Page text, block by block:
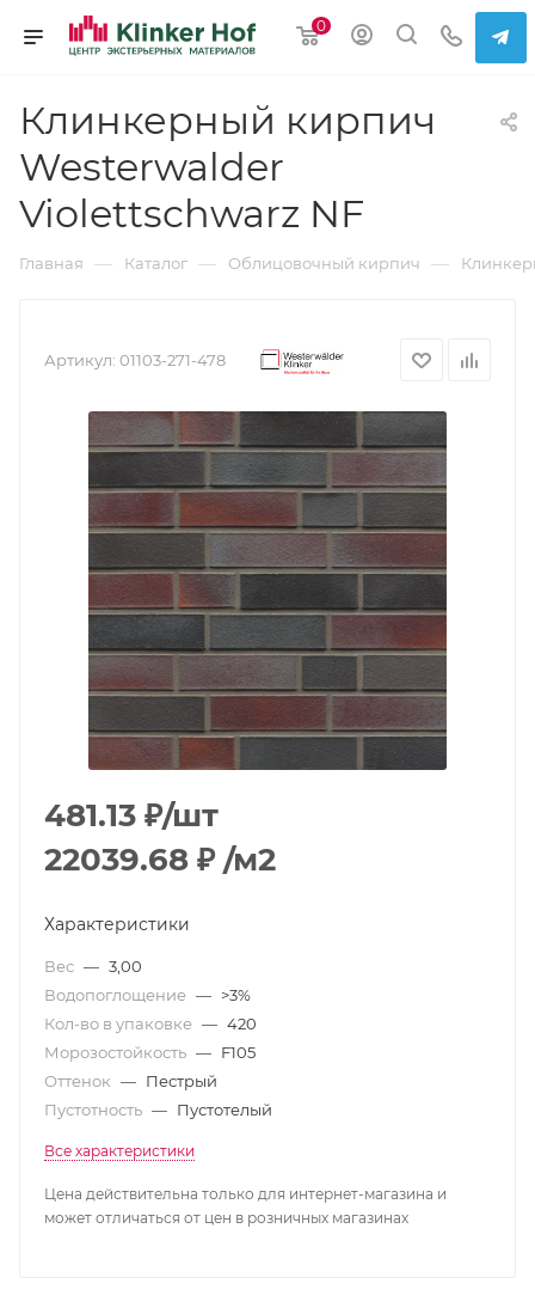
0
Клинкерный кирпич
Westerwalder
Violettschwarz NF
Главная — Каталог — Облицовочный кирпич —
Артикул: 01103-271-478
481.13 ₽/шт
22039.68 ₽ /м2
Характеристики
Вес — 3,00
Водопоглощение — >3%
Кол-во в упаковке — 420
Морозостойкость — F105
Оттенок — Пестрый
Пустотность — Пустотелый
Все характеристики
Цена действительна только для интернет-магазина и
может отличаться от цен в розничных магазинах